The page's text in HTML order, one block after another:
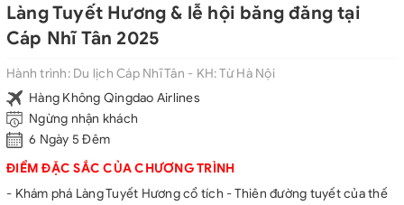
Làng Tuyết Hương & lễ hội băng đăng tại
Cáp Nhĩ Tân 2025
Hành trình:Du lịch Cáp Nhĩ Tân - KH: Từ Hà Nội
Hàng Không Qingdao Airlines
Ngừng nhận khách
6 Ngày 5 Đêm
ĐIỂM ĐẶC SẮC CỦA CHƯƠNG TRÌNH
- Khám phá Làng Tuyết Hương cổ tích - Thiên đường tuyết của thế